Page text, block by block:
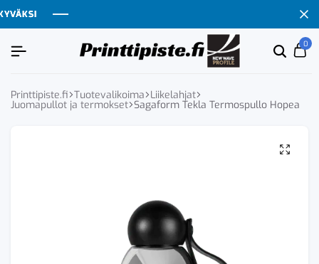
Etsi
0
Printtipiste.fi Tuotevalikoima Liikelahjat
Juomapullot ja termokset Sagaform Tekla Termospullo Hopea